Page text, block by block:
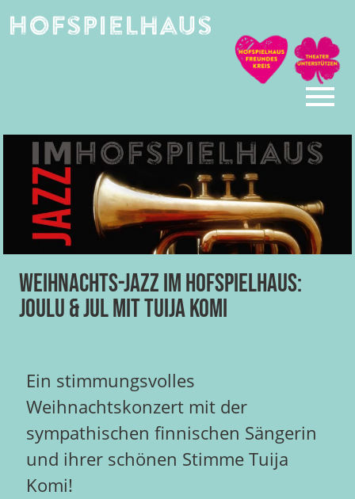
Weihnachts-Jazz im Hofspielhaus:
Joulu & Jul mit Tuija Komi
Ein stimmungsvolles
Weihnachtskonzert mit der
sympathischen finnischen Sängerin
und ihrer schönen Stimme Tuija
Komi!